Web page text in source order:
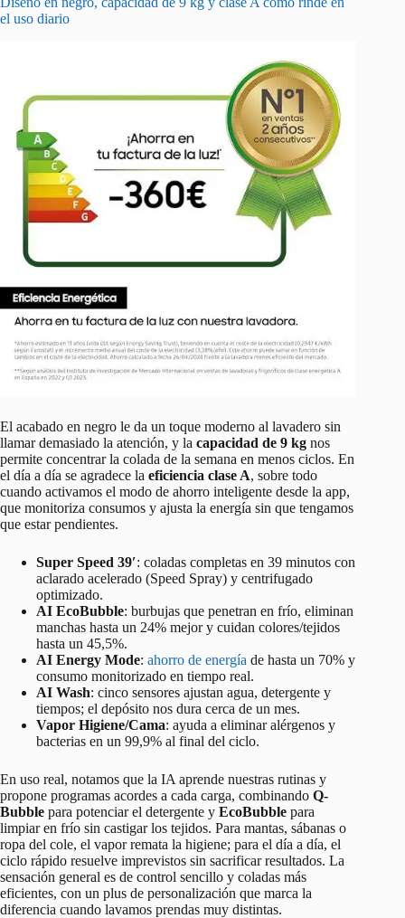
el uso diario
El acabado en negro le da un toque moderno al lavadero sin
llamar demasiado la atención, y la capacidad de 9 kg nos
permite concentrar la colada de la semana en menos ciclos. En
el día a día se agradece la eficiencia clase A, sobre todo
cuando activamos el modo de ahorro inteligente desde la app,
que monitoriza consumos y ajusta la energía sin que tengamos
que estar pendientes.
Super Speed 39′: coladas completas en 39 minutos con
aclarado acelerado (Speed Spray) y centrifugado
optimizado.
AI EcoBubble: burbujas que penetran en frío, eliminan
manchas hasta un 24% mejor y cuidan colores/tejidos
hasta un 45,5%.
AI Energy Mode: ahorro de energía de hasta un 70% y
consumo monitorizado en tiempo real.
AI Wash: cinco sensores ajustan agua, detergente y
tiempos; el depósito nos dura cerca de un mes.
Vapor Higiene/Cama: ayuda a eliminar alérgenos y
bacterias en un 99,9% al final del ciclo.
En uso real, notamos que la IA aprende nuestras rutinas y
propone programas acordes a cada carga, combinando Q-
Bubble para potenciar el detergente y EcoBubble para
limpiar en frío sin castigar los tejidos. Para mantas, sábanas o
ropa del cole, el vapor remata la higiene; para el día a día, el
ciclo rápido resuelve imprevistos sin sacrificar resultados. La
sensación general es de control sencillo y coladas más
eficientes, con un plus de personalización que marca la
diferencia cuando lavamos prendas muy distintas.